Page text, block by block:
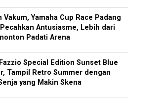
Vakum, Yamaha Cup Race Padang
Antusiasme, Lebih dari
Padati Arena
Special Edition Sunset Blue
Tampil Retro Summer dengan
yang Makin Skena